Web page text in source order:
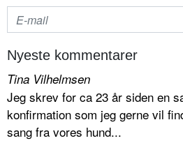
Nyeste kommentarer
Tina Vilhelmsen
Jeg skrev for ca 23 år siden en
konfirmation som jeg gerne vil
sang fra vores hund...